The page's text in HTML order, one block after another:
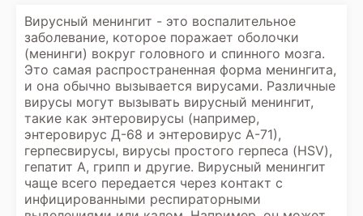
Вирусный менингит - это воспалительное
заболевание, которое поражает оболочки
(менинги) вокруг головного и спинного мозга.
Это самая распространенная форма менингита,
и она обычно вызывается вирусами. Различные
вирусы могут вызывать вирусный менингит,
такие как энтеровирусы (например,
энтеровирус Д-68 и энтеровирус А-71),
герпесвирусы, вирусы простого герпеса (HSV),
гепатит А, грипп и другие. Вирусный менингит
чаще всего передается через контакт с
инфицированными респираторными